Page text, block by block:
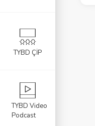
TYBD ÇİP
TYBD Video
Podcast